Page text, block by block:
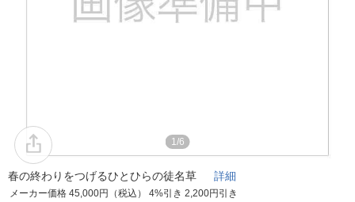
1/6
春の終わりをつげるひとひらの徒名草 詳細
メーカー価格 45,000円（税込） 4%引き 2,200円引き